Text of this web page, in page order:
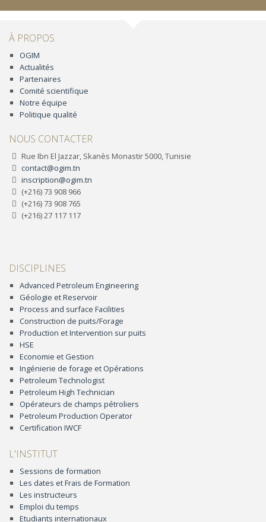
À PROPOS
OGIM
Actualités
Partenaires
Comité scientifique
Notre équipe
Politique qualité
NOUS CONTACTER
Rue Ibn El Jazzar, Skanès Monastir 5000, Tunisie
contact@ogim.tn
inscription@ogim.tn
(+216) 73 908 966
(+216) 73 908 765
(+216) 27 117 117
DISCIPLINES
Advanced Petroleum Engineering
Géologie et Reservoir
Process and surface Facilities
Construction de puits/Forage
Production et Intervention sur puits
HSE
Economie et Gestion
Ingénierie de forage et Opérations
Petroleum Technologist
Petroleum High Technician
Opérateurs de champs pétroliers
Petroleum Production Operator
Certification IWCF
L'INSTITUT
Sessions de formation
Les dates et Frais de Formation
Les instructeurs
Emploi du temps
Etudiants internationaux